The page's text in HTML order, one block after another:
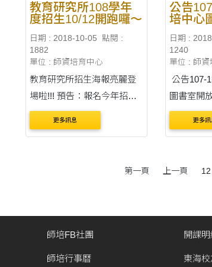
教育研究所108學年
度招生10/12開跑囉～
日期 : 2018-10-05
點閱 :
1882
單位 : 師資培育中心
教育研究所招生海報亮麗登
場啦!!! 預告：報名今年招生
考試竟然還能領禮物耶!! 第
一波招生10/12開跑，請密切
更多訊息
公告
培中心
間
日期 :
1240
單位 : 師資
公告107-
圖書室開放時間
上午9：00～
白跑一堂
更多訊
第一頁 上一頁 12
師培FB社團
師培行事曆
開課
東海